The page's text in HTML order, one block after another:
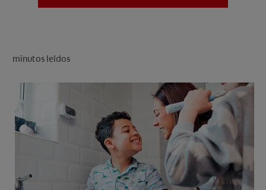
PARA PROFESIONALES
CUPONES
US (ES)
minutos leídos